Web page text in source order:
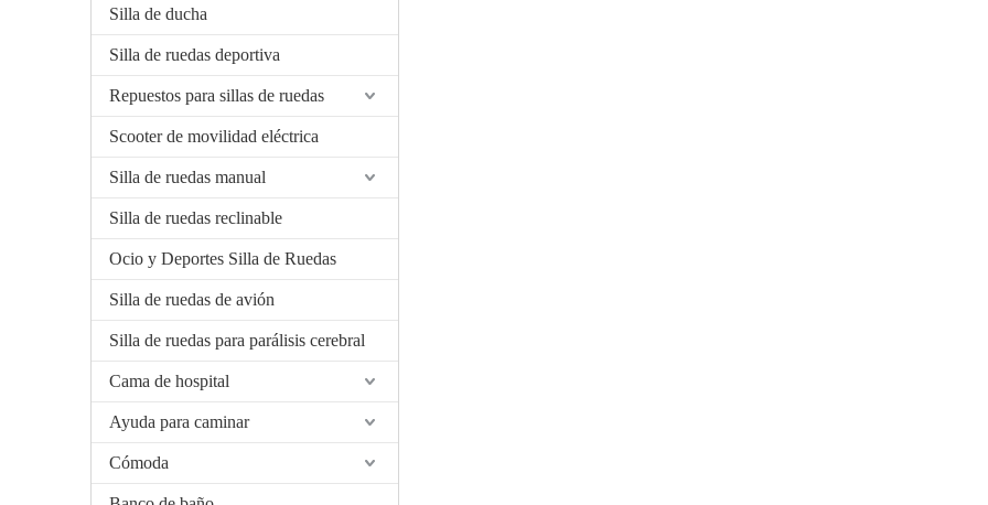
Silla de ducha
Silla de ruedas deportiva
Repuestos para sillas de ruedas
Scooter de movilidad eléctrica
Silla de ruedas manual
Silla de ruedas reclinable
Ocio y Deportes Silla de Ruedas
Silla de ruedas de avión
Silla de ruedas para parálisis cerebral
Cama de hospital
Ayuda para caminar
Cómoda